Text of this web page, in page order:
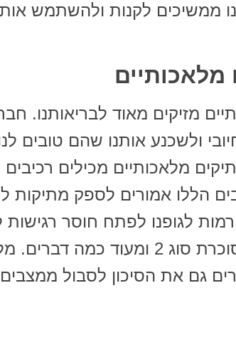
ממשיכים לקנות ולהשתמש
מזיקים מאוד לבריאותנו.
ולשכנע אותנו שהם טובים
מלאכותיים מכילים רכיבים
הללו אמורים לספק מתיקות
לגופנו לפתח חוסר
הסיכון לסבול מסוכרת סוג 2
גם את הסיכון לסבול